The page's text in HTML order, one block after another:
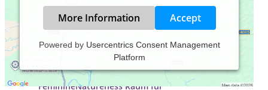
More Information Accept
Powered by Usercentrics Consent Management
Platform
Fell und Pfote,die mobile Tierheilpraxis
FeminineNatureness Raum für